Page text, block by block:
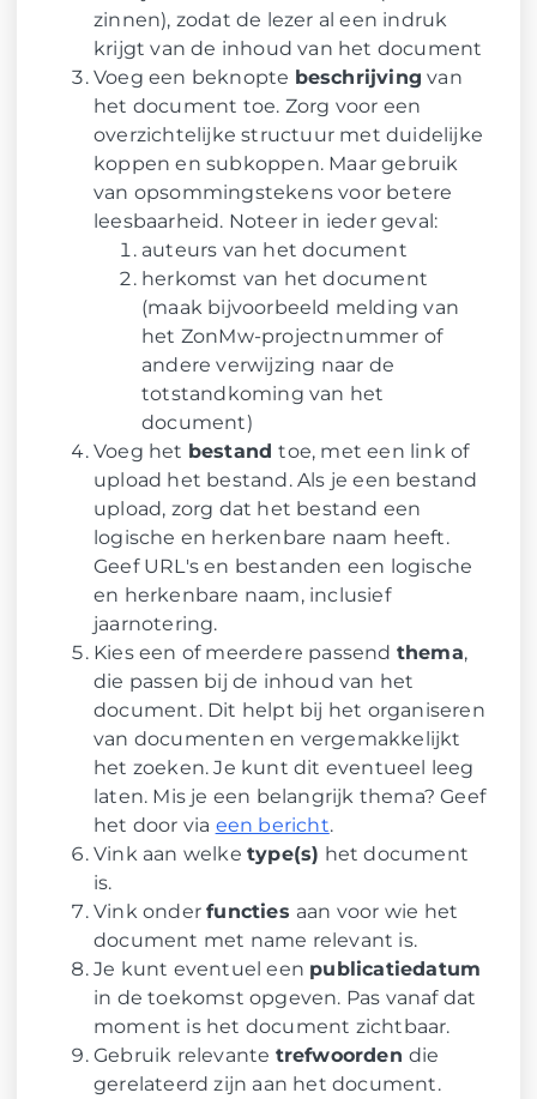
zinnen), zodat de lezer al een indruk
krijgt van de inhoud van het document
Voeg een beknopte beschrijving van
het document toe. Zorg voor een
overzichtelijke structuur met duidelijke
koppen en subkoppen. Maar gebruik
van opsommingstekens voor betere
leesbaarheid. Noteer in ieder geval:
auteurs van het document
herkomst van het document
(maak bijvoorbeeld melding van
het ZonMw-projectnummer of
andere verwijzing naar de
totstandkoming van het
document)
Voeg het bestandtoe, met een link of
upload het bestand. Als je een bestand
upload, zorg dat het bestand een
logische en herkenbare naam heeft.
Geef URL's en bestanden een logische
en herkenbare naam, inclusief
jaarnotering.
Kies een of meerdere passend thema,
die passen bij de inhoud van het
document. Dit helpt bij het organiseren
van documenten en vergemakkelijkt
het zoeken. Je kunt dit eventueel leeg
laten. Mis je een belangrijk thema? Geef
het door via een bericht.
Vink aan welke type(s) het document
is.
Vink onderfuncties aan voor wie het
document met name relevant is.
Je kunt eventuel een publicatiedatum
in de toekomst opgeven. Pas vanaf dat
moment is het document zichtbaar.
Gebruik relevante trefwoordendie
gerelateerd zijn aan het document.